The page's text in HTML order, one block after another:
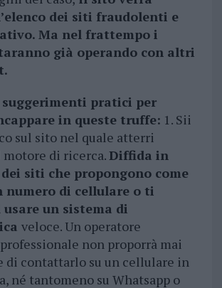
dei siti fraudolenti e
Ma nel frattempo i
già operando con altri
suggerimenti pratici per
in queste truffe: 1. Sii
sul sito nel quale atterri
motore di ricerca.Diffida in
siti che propongono come
numero di cellulare o ti
un sistema di
veloce. Un operatore
non proporrà mai
di contattarlo su un cellulare in
né tantomeno su Whatsapp o